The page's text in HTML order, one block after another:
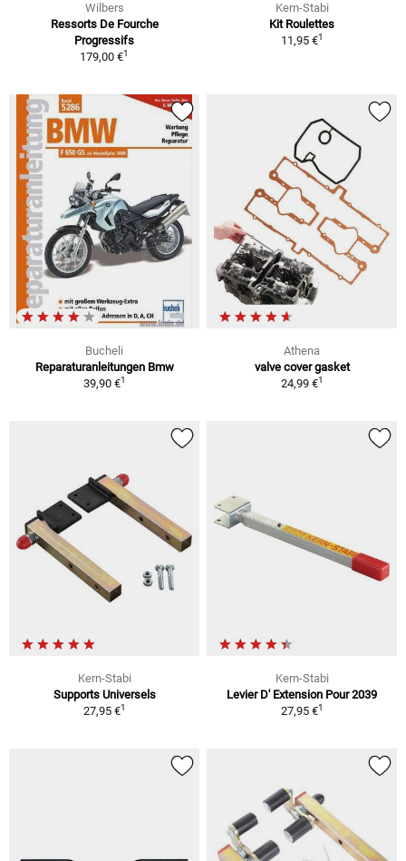
Wilbers
Ressorts De Fourche
Progressifs
179,00 €1
Kern-Stabi
Kit Roulettes
11,95 €1
Bucheli
Reparaturanleitungen Bmw
39,90 €1
Athena
valve cover gasket
24,99 €1
Kern-Stabi
Supports Universels
27,95 €1
Kern-Stabi
Levier D' Extension Pour 2039
27,95 €1